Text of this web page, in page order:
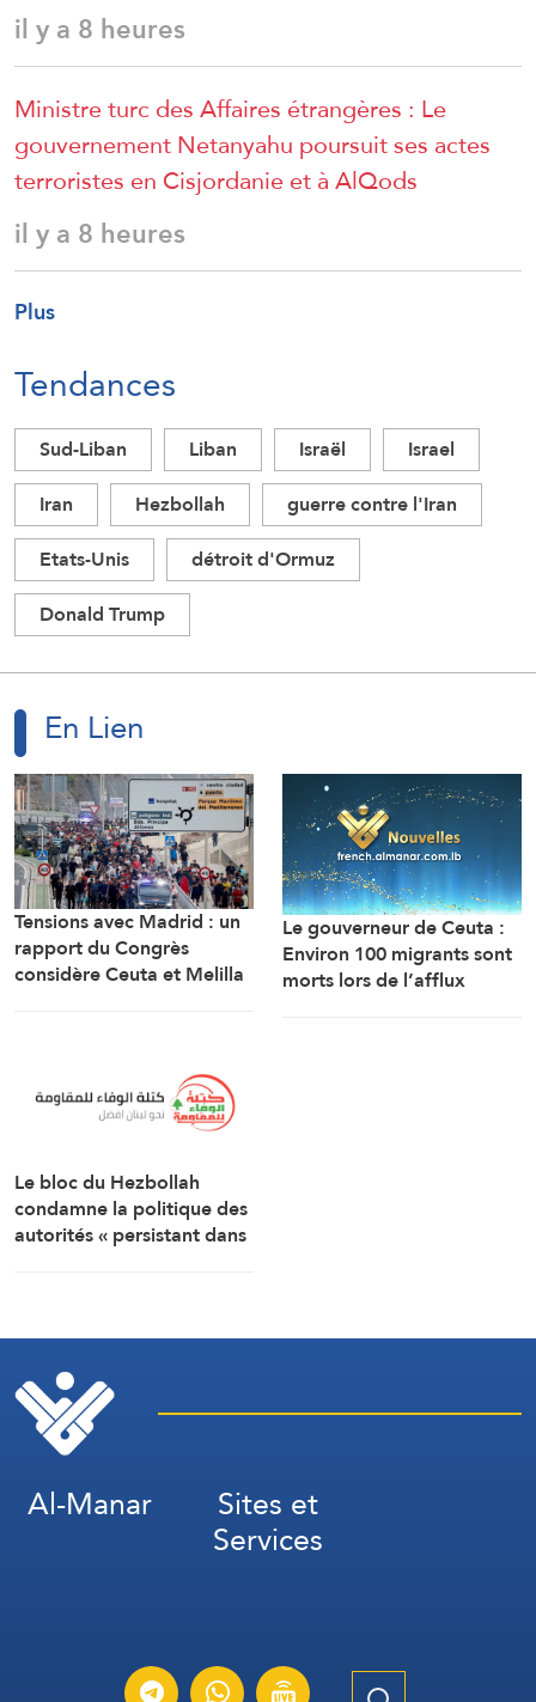
il y a 8 heures
Ministre turc des Affaires étrangères : Le
gouvernement Netanyahu poursuit ses actes
terroristes en Cisjordanie et à AlQods
il y a 8 heures
Plus
Tendances
Sud-Liban Liban Israël
Israel
Iran
Hezbollah
guerre contre l'Iran
Etats-Unis
détroit d'Ormuz
Donald Trump
En Lien
Tensions avec Madrid : un
rapport du Congrès
considère Ceuta et Melilla
Le gouverneur de Ceuta :
Environ 100 migrants sont
morts lors de l’afflux
Le bloc du Hezbollah
condamne la politique des
autorités « persistant dans
Al-Manar Sites et
Services